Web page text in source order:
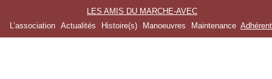
LES AMIS DU MARCHE-AVEC
L’association
Actualités Histoire(s) Manoeuvres Maintenance